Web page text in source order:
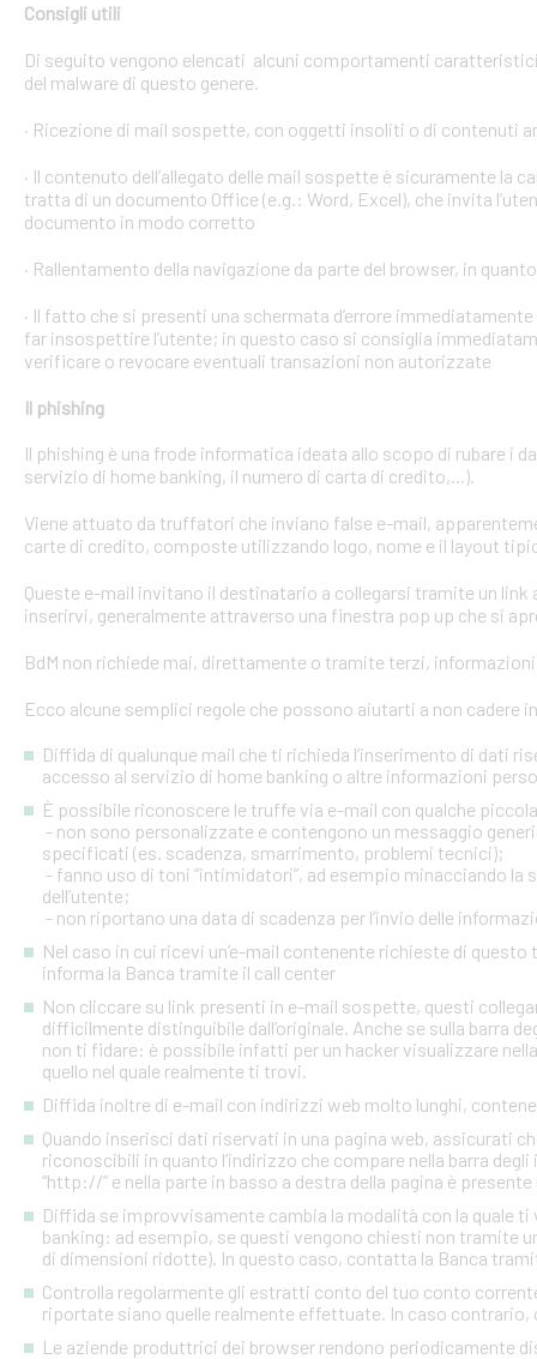
Consigli utili
Di seguito vengono elencati alcuni comportamenti
del malware di questo genere.
· Ricezione di mail sospette, con oggetti insoliti o di contenuti
· Il contenuto dell’allegato delle mail sospette è sicuramente
tratta di un documento Office (e.g.: Word, Excel), che invita
documento in modo corretto
· Rallentamento della navigazione da parte del browser, in
· Il fatto che si presenti una schermata d’errore
far insospettire l’utente; in questo caso si consiglia
verificare o revocare eventuali transazioni non autorizzate
Il phishing
Il phishing è una frode informatica ideata allo scopo di rubare i
servizio di home banking, il numero di carta di credito,...).
Viene attuato da truffatori che inviano false e-mail,
carte di credito, composte utilizzando logo, nome e il layout
Queste e-mail invitano il destinatario a collegarsi tramite un
inserirvi, generalmente attraverso una finestra pop up che si
BdM non richiede mai, direttamente o tramite terzi,
Ecco alcune semplici regole che possono aiutarti a non cadere
Diffida di qualunque mail che ti richieda l’inserimento di dati
accesso al servizio di home banking o altre informazioni
È possibile riconoscere le truffe via e-mail con qualche
- non sono personalizzate e contengono un messaggio
specificati (es. scadenza, smarrimento, problemi tecnici);
- fanno uso di toni “intimidatori”, ad esempio minacciando
dell’utente;
- non riportano una data di scadenza per l’invio delle
Nel caso in cui ricevi un’e-mail contenente richieste di
informa la Banca tramite il call center
Non cliccare su link presenti in e-mail sospette, questi
difficilmente distinguibile dall’originale. Anche se sulla barra
non ti fidare: è possibile infatti per un hacker visualizzare
quello nel quale realmente ti trovi.
Diffida inoltre di e-mail con indirizzi web molto lunghi,
Quando inserisci dati riservati in una pagina web, assicurati
riconoscibili in quanto l’indirizzo che compare nella barra
“http://” e nella parte in basso a destra della pagina è
Diffida se improvvisamente cambia la modalità con la quale
banking: ad esempio, se questi vengono chiesti non tramite
di dimensioni ridotte). In questo caso, contatta la Banca
Controlla regolarmente gli estratti conto del tuo conto
riportate siano quelle realmente effettuate. In caso
Le aziende produttrici dei browser rendono periodicamente